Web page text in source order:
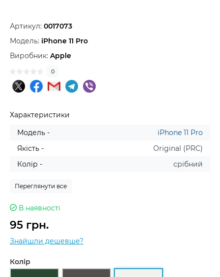
Артикул: 0017073
Модель: iPhone 11 Pro
Виробник: Apple
0
Характеристики
Модель -
iPhone 11 Pro
Якість -
Original (PRC)
Колір -
срібний
Переглянути все
В наявності
95 грн.
Знайшли дешевше?
Колір